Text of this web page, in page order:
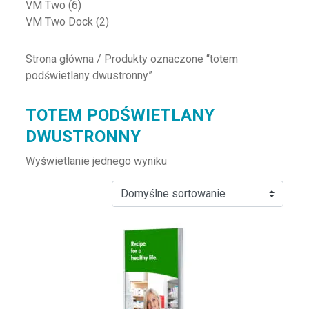
VM Two (6)
VM Two Dock (2)
Strona główna / Produkty oznaczone “totem
podświetlany dwustronny”
TOTEM PODŚWIETLANY
DWUSTRONNY
Wyświetlanie jednego wyniku
Ten produkt ma wiele wariantów. Opcje można wybrać na